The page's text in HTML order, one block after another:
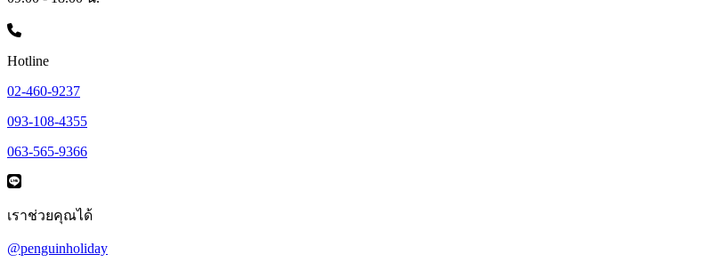
Hotline
02-460-9237
093-108-4355
063-565-9366
เราช่วยคุณได้
@penguinholiday